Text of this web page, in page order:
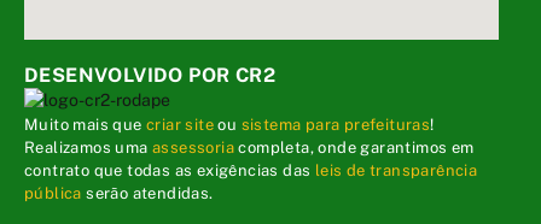
DESENVOLVIDO POR CR2
Muito mais quecriar site ou sistema para prefeituras!
Realizamos umaassessoria completa, onde garantimos em
contrato que todas as exigências das leis de transparência
pública serão atendidas.